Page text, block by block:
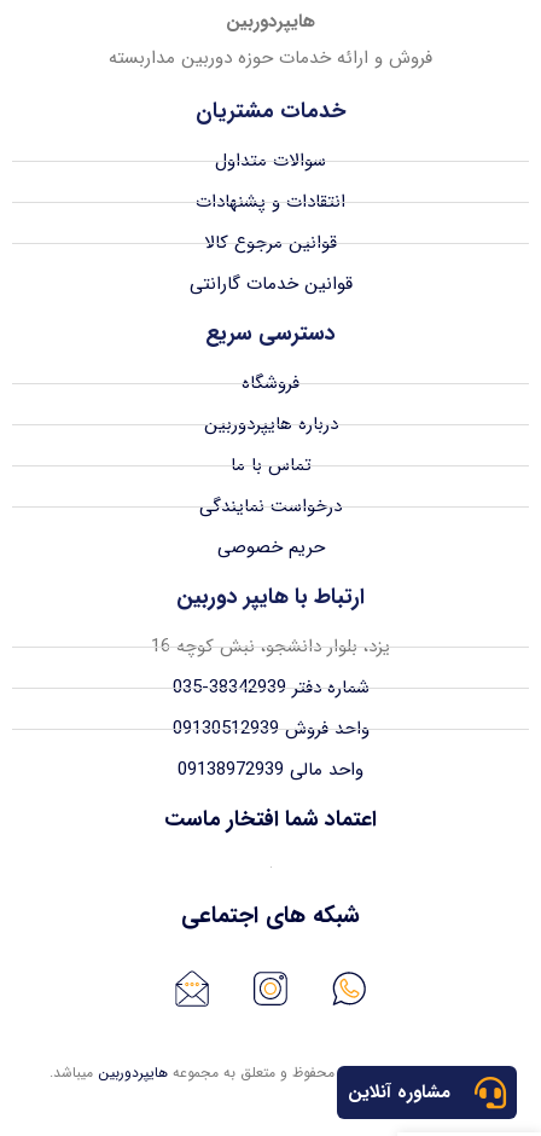
هایپردوربین
فروش و ارائه خدمات حوزه دوربین مداربسته
خدمات مشتریان
سوالات متداول
انتقادات و پشنهادات
قوانین مرجوع کالا
قوانین خدمات گارانتی
دسترسی سریع
فروشگاه
درباره هایپردوربین
تماس با ما
درخواست نمایندگی
حریم خصوصی
ارتباط با هایپر دوربین
یزد، بلوار دانشجو، نبش کوچه 16
شماره دفتر 38342939-035
واحد فروش 09130512939
واحد مالی 09138972939
اعتماد شما افتخار ماست
شبکه های اجتماعی
تمامی حقوق این وبسایت محفوظ و متعلق به مجموعههایپردوربین میباشد.
مشاوره آنلاین